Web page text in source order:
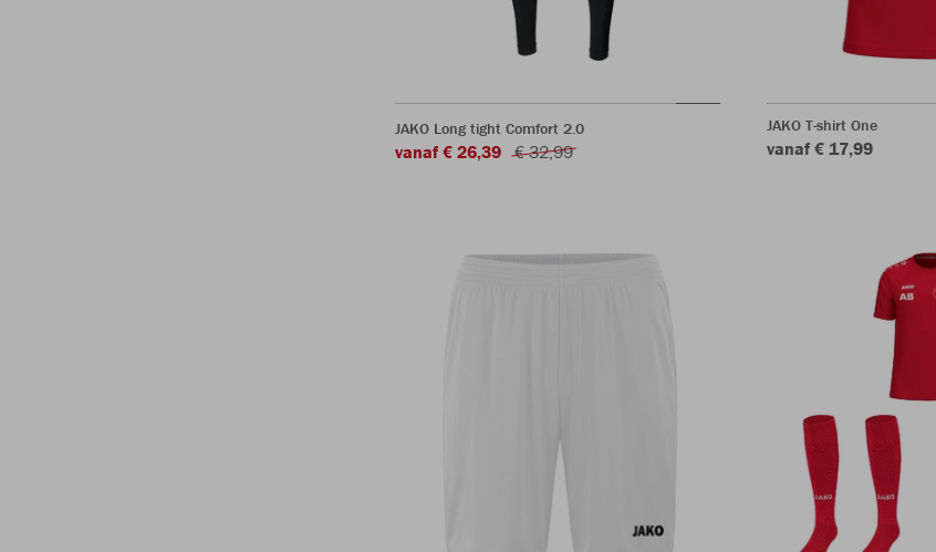
JAKO Long tight Comfort 2.0
vanaf € 26,39 € 32,99
JAKO T-shirt One
vanaf € 17,99